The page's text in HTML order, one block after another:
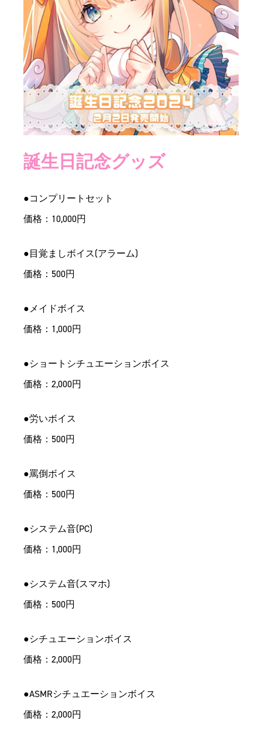
誕生日記念グッズ
●コンプリートセット
価格：10,000円
●目覚ましボイス(アラーム)
価格：500円
●メイドボイス
価格：1,000円
●ショートシチュエーションボイス
価格：2,000円
●労いボイス
価格：500円
●罵倒ボイス
価格：500円
●システム音(PC)
価格：1,000円
●システム音(スマホ)
価格：500円
●シチュエーションボイス
価格：2,000円
●ASMRシチュエーションボイス
価格：2,000円